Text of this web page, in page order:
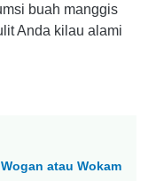
buah manggis
Anda kilau alami
atau Wokam